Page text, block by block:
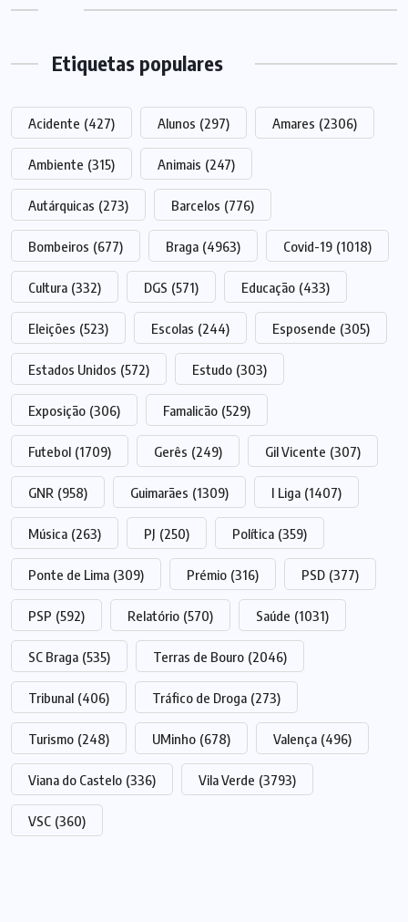
Etiquetas populares
Acidente (427) Alunos (297) Amares (2306)
Ambiente (315) Animais (247)
Autárquicas (273) Barcelos (776)
Bombeiros (677) Braga (4963) Covid-19 (1018)
Cultura (332) DGS (571) Educação (433)
Eleições (523) Escolas (244) Esposende (305)
Estados Unidos (572) Estudo (303)
Exposição (306) Famalicão (529)
Futebol (1709) Gerês (249) Gil Vicente (307)
GNR (958) Guimarães (1309) I Liga (1407)
Música (263) PJ (250) Política (359)
Ponte de Lima (309) Prémio (316) PSD (377)
PSP (592) Relatório (570) Saúde (1031)
SC Braga (535) Terras de Bouro (2046)
Tribunal (406) Tráfico de Droga (273)
Turismo (248) UMinho (678) Valença (496)
Viana do Castelo (336) Vila Verde (3793)
VSC (360)